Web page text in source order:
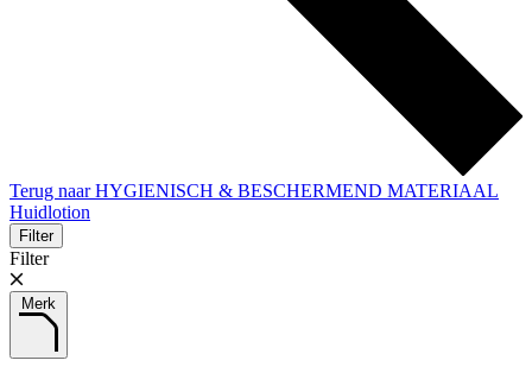
Terug naar HYGIENISCH & BESCHERMEND MATERIAAL
Huidlotion
Filter
Filter
Merk